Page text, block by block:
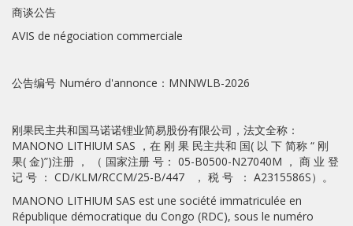
商谈公告
AVIS de négociation commerciale
公告编号 Numéro d'annonce：MNNWLB-2026
刚果民主共和国马诺诺锂业简易股份有限公司，法文全称：
MANONO LITHIUM SAS ，在 刚 果 民主共和 国( 以 下 简称 “ 刚
果( 金)”)注册 ， （ 国家注册 号： 05-B0500-N27040M ， 商 业 登
记 号 ： CD/KLM/RCCM/25-B/447 ， 税 号 ： A2315586S）。
MANONO LITHIUM SAS est une société immatriculée en
République démocratique du Congo (RDC), sous le numéro